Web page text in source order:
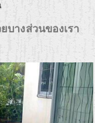
บางส่วนของเรา